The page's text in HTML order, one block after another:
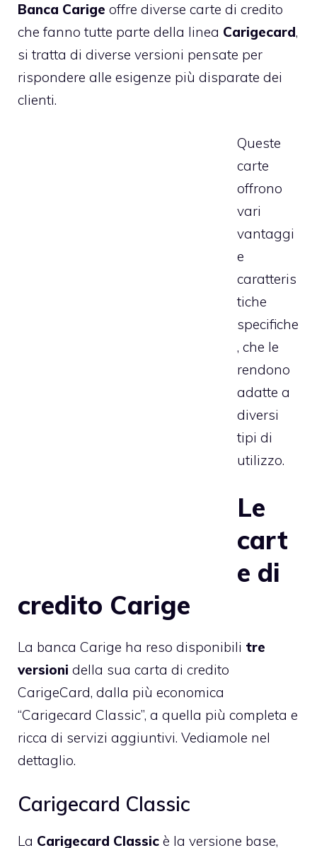
Banca Carige offre diverse carte di credito
che fanno tutte parte della linea Carigecard,
si tratta di diverse versioni pensate per
rispondere alle esigenze più disparate dei
clienti.
Queste
carte
offrono
vari
vantaggi
e
caratteris
tiche
specifiche
, che le
rendono
adatte a
diversi
tipi di
utilizzo.
Le
cart
e di
credito Carige
La banca Carige ha reso disponibili tre
versioni della sua carta di credito
CarigeCard, dalla più economica
“Carigecard Classic”, a quella più completa e
ricca di servizi aggiuntivi. Vediamole nel
dettaglio.
Carigecard Classic
La Carigecard Classic è la versione base,